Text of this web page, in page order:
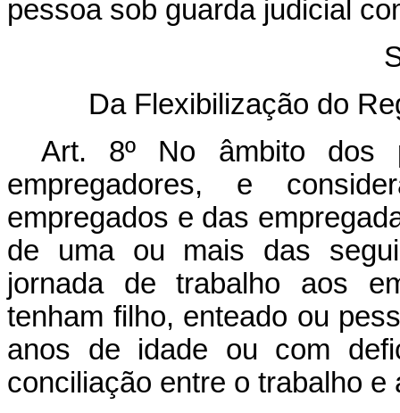
pessoa sob guarda judicial
Da Flexibilização do
Art. 8º
No âmbito dos
empregadores, e
empregados e das
de uma ou mais das
jornada de trabalho aos
tenham filho, enteado ou
anos de idade ou com
conciliação entre o trabalho e